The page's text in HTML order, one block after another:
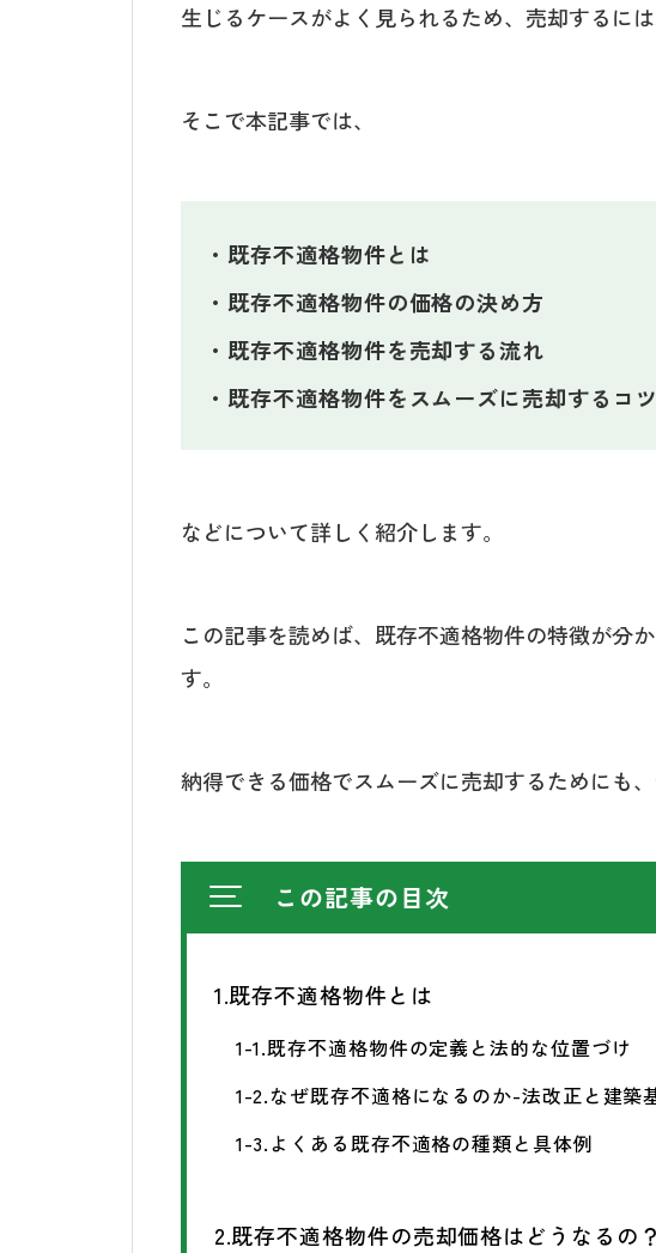
生じるケースがよく見られるため、売却するには
そこで本記事では、
既存不適格物件とは
既存不適格物件の価格の決め方
既存不適格物件を売却する流れ
既存不適格物件をスムーズに売却するコツ
などについて詳しく紹介します。
この記事を読めば、既存不適格物件の特徴が分
す。
納得できる価格でスムーズに売却するためにも
この記事の目次
1.既存不適格物件とは
1-1.既存不適格物件の定義と法的な位置づけ
1-2.なぜ既存不適格になるのか-法改正と建築
1-3.よくある既存不適格の種類と具体例
2.既存不適格物件の売却価格はどうなるの？